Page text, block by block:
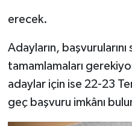
erecek.
Adayların,
tamamlamaları
adaylar için ise 22-23
geç başvuru imkânı
Rüya Tabirleri
Sağlık
Şaphane